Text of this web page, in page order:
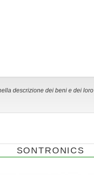
descrizione dei beni e dei loro
SONTRONICS